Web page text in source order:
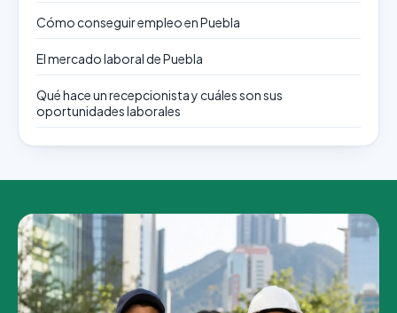
Cómo conseguir empleo en Puebla
El mercado laboral de Puebla
Qué hace un recepcionista y cuáles son sus
oportunidades laborales